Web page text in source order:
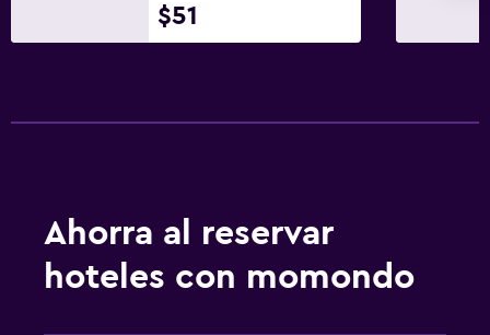
Aire libre
$51
Ahorra al reservar
hoteles con momondo